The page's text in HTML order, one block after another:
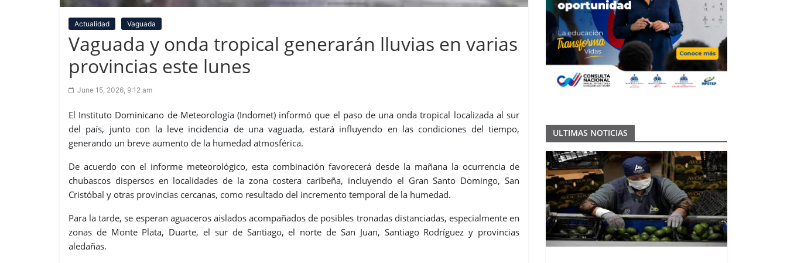
Actualidad Vaguada
Vaguada y onda tropical generarán lluvias en varias
provincias este lunes
June 15, 2026, 9:12 am
El Instituto Dominicano de Meteorología (Indomet) informó que el paso de una onda tropical localizada al sur
del país, junto con la leve incidencia de una vaguada, estará influyendo en las condiciones del tiempo,
generando un breve aumento de la humedad atmosférica.
De acuerdo con el informe meteorológico, esta combinación favorecerá desde la mañana la ocurrencia de
chubascos dispersos en localidades de la zona costera caribeña, incluyendo el Gran Santo Domingo, San
Cristóbal y otras provincias cercanas, como resultado del incremento temporal de la humedad.
Para la tarde, se esperan aguaceros aislados acompañados de posibles tronadas distanciadas, especialmente en
zonas de Monte Plata, Duarte, el sur de Santiago, el norte de San Juan, Santiago Rodríguez y provincias
aledañas.
ULTIMAS NOTICIAS